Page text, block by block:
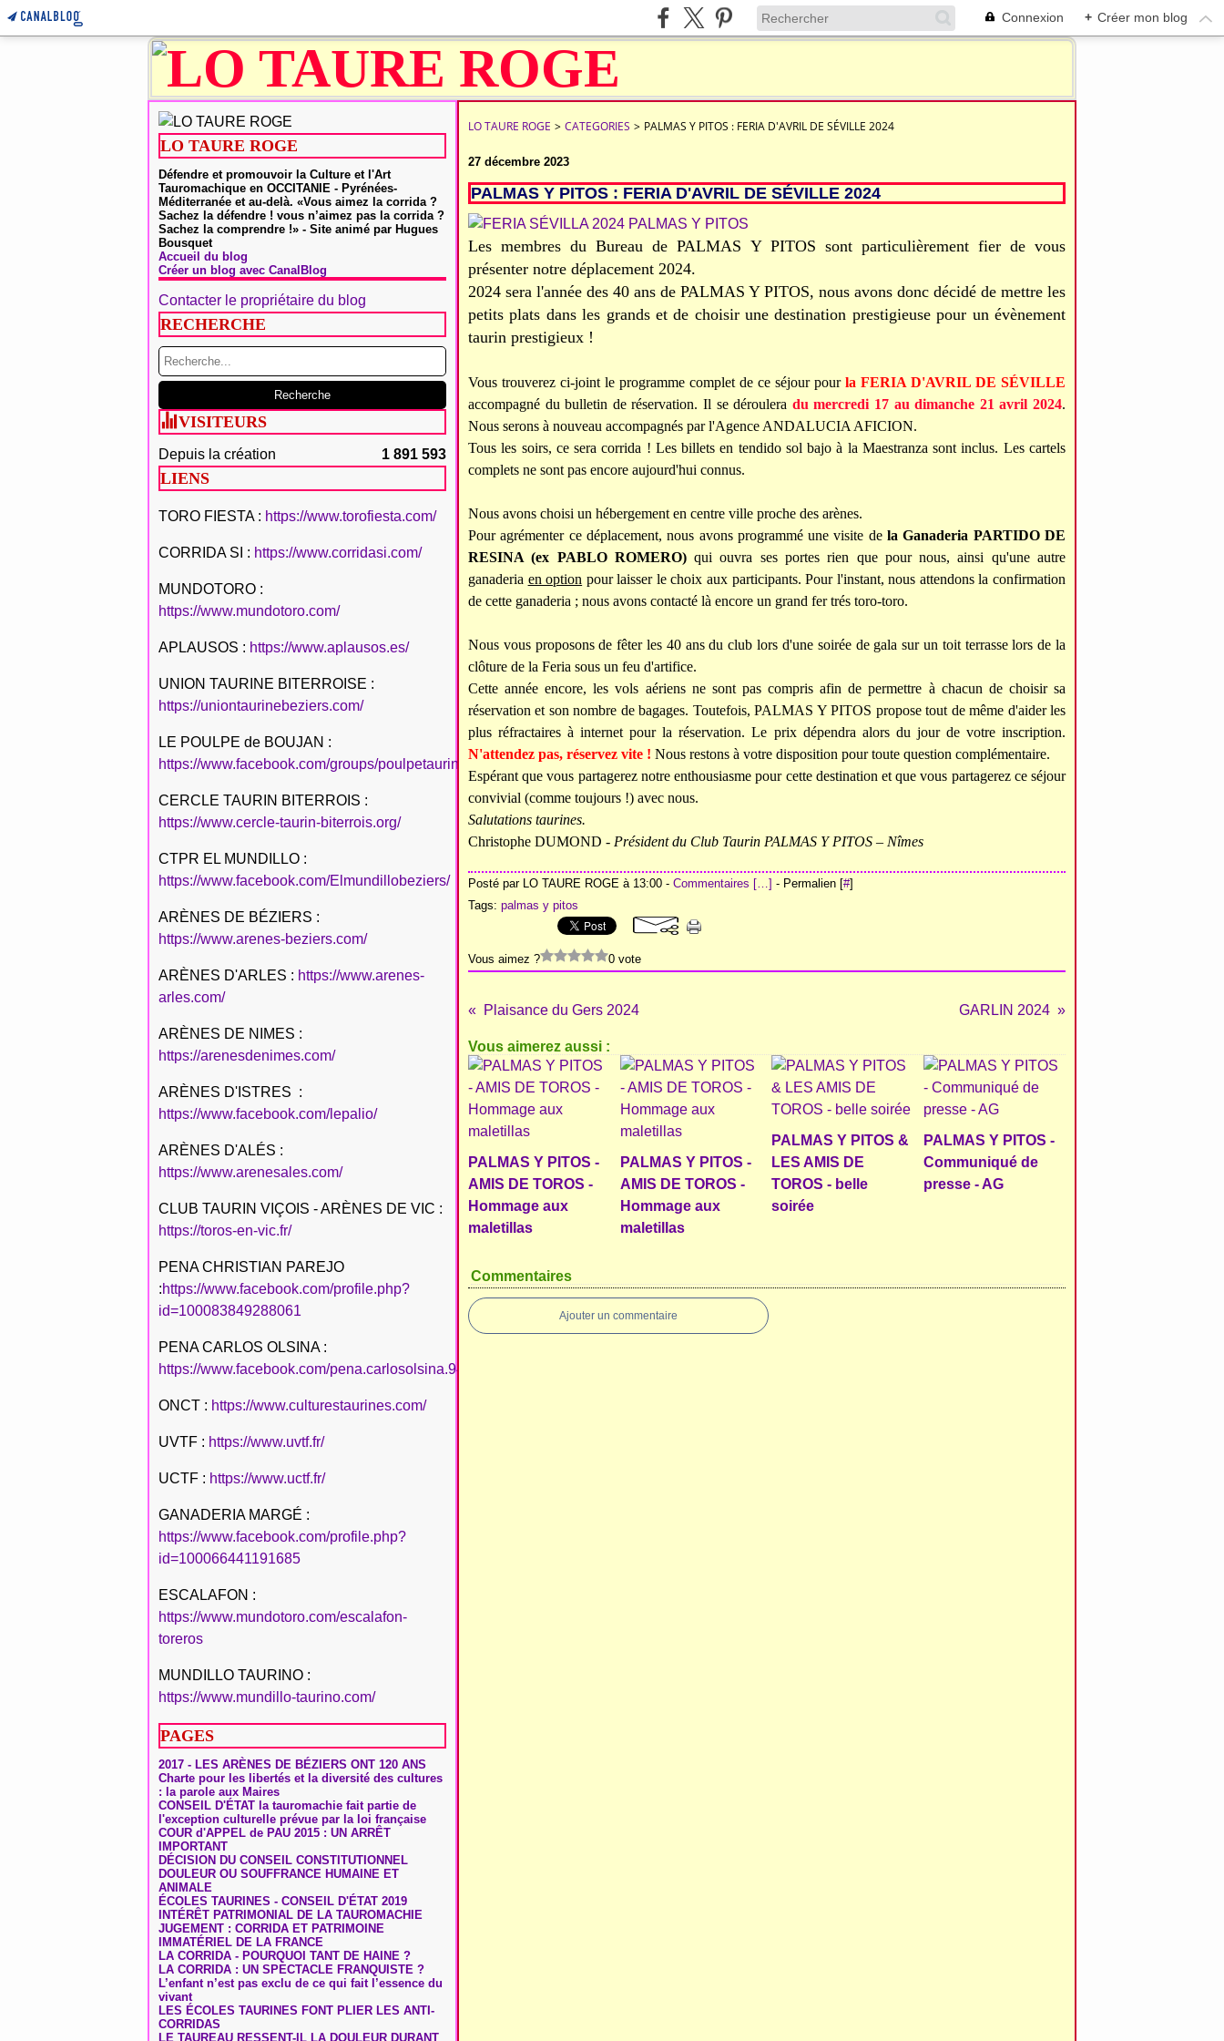
Connexion + Créer mon blog
LO TAURE ROGE
Défendre et promouvoir la Culture et l'Art
Tauromachique en OCCITANIE - Pyrénées-
Méditerranée et au-delà. «Vous aimez la corrida ?
Sachez la défendre ! vous n’aimez pas la corrida ?
Sachez la comprendre !» - Site animé par Hugues
Bousquet
Accueil du blog
Créer un blog avec CanalBlog
Contacter le propriétaire du blog
RECHERCHE
VISITEURS
Depuis la création 1 891 593
LIENS
TORO FIESTA : https://www.torofiesta.com/
CORRIDA SI : https://www.corridasi.com/
MUNDOTORO :
https://www.mundotoro.com/
APLAUSOS : https://www.aplausos.es/
UNION TAURINE BITERROISE :
https://uniontaurinebeziers.com/
LE POULPE de BOUJAN :
https://www.facebook.com/groups/poulpetaurinboujan/
CERCLE TAURIN BITERROIS :
https://www.cercle-taurin-biterrois.org/
CTPR EL MUNDILLO :
https://www.facebook.com/Elmundillobeziers/
ARÈNES DE BÉZIERS :
https://www.arenes-beziers.com/
ARÈNES D'ARLES : https://www.arenes-
arles.com/
ARÈNES DE NIMES :
https://arenesdenimes.com/
ARÈNES D'ISTRES :
https://www.facebook.com/lepalio/
ARÈNES D'ALÉS :
https://www.arenesales.com/
CLUB TAURIN VIÇOIS - ARÈNES DE VIC :
https://toros-en-vic.fr/
PENA CHRISTIAN PAREJO
:https://www.facebook.com/profile.php?
id=100083849288061
PENA CARLOS OLSINA :
https://www.facebook.com/pena.carlosolsina.94
ONCT : https://www.culturestaurines.com/
UVTF : https://www.uvtf.fr/
UCTF : https://www.uctf.fr/
GANADERIA MARGÉ :
https://www.facebook.com/profile.php?
id=100066441191685
ESCALAFON :
https://www.mundotoro.com/escalafon-
toreros
MUNDILLO TAURINO :
https://www.mundillo-taurino.com/
PAGES
2017 - LES ARÈNES DE BÉZIERS ONT 120 ANS
Charte pour les libertés et la diversité des cultures
: la parole aux Maires
CONSEIL D'ÉTAT la tauromachie fait partie de
l'exception culturelle prévue par la loi française
COUR d'APPEL de PAU 2015 : UN ARRÊT
IMPORTANT
DÉCISION DU CONSEIL CONSTITUTIONNEL
DOULEUR OU SOUFFRANCE HUMAINE ET
ANIMALE
ÉCOLES TAURINES - CONSEIL D'ÉTAT 2019
INTÉRÊT PATRIMONIAL DE LA TAUROMACHIE
JUGEMENT : CORRIDA ET PATRIMOINE
IMMATÉRIEL DE LA FRANCE
LA CORRIDA - POURQUOI TANT DE HAINE ?
LA CORRIDA : UN SPECTACLE FRANQUISTE ?
L’enfant n’est pas exclu de ce qui fait l’essence du
vivant
LES ÉCOLES TAURINES FONT PLIER LES ANTI-
CORRIDAS
LE TAUREAU RESSENT-IL LA DOULEUR DURANT
LO TAURE ROGE > CATEGORIES > PALMAS Y PITOS : FERIA D'AVRIL DE SÉVILLE 2024
27 décembre 2023
PALMAS Y PITOS : FERIA D'AVRIL DE SÉVILLE 2024
Les membres du Bureau de PALMAS Y PITOS sont particulièrement fier de vous
présenter notre déplacement 2024.
2024 sera l'année des 40 ans de PALMAS Y PITOS, nous avons donc décidé de mettre les
petits plats dans les grands et de choisir une destination prestigieuse pour un évènement
taurin prestigieux !
Vous trouverez ci-joint le programme complet de ce séjour pour la FERIA D'AVRIL DE SÉVILLE
accompagné du bulletin de réservation. Il se déroulera du mercredi 17 au dimanche 21 avril 2024.
Nous serons à nouveau accompagnés par l'Agence ANDALUCIA AFICION.
Tous les soirs, ce sera corrida ! Les billets en tendido sol bajo à la Maestranza sont inclus. Les cartels
complets ne sont pas encore aujourd'hui connus.
Nous avons choisi un hébergement en centre ville proche des arènes.
Pour agrémenter ce déplacement, nous avons programmé une visite dela Ganaderia PARTIDO DE
RESINA (ex PABLO ROMERO)qui ouvra ses portes rien que pour nous, ainsi qu'une autre
ganaderia en option pour laisser le choix aux participants. Pour l'instant, nous attendons la confirmation
de cette ganaderia ; nous avons contacté là encore un grand fer trés toro-toro.
Nous vous proposons de fêter les 40 ans du club lors d'une soirée de gala sur un toit terrasse lors de la
clôture de la Feria sous un feu d'artifice.
Cette année encore, les vols aériens ne sont pas compris afin de permettre à chacun de choisir sa
réservation et son nombre de bagages. Toutefois, PALMAS Y PITOS propose tout de même d'aider les
plus réfractaires à internet pour la réservation. Le prix dépendra alors du jour de votre inscription.
N'attendez pas, réservez vite ! Nous restons à votre disposition pour toute question complémentaire.
Espérant que vous partagerez notre enthousiasme pour cette destination et que vous partagerez ce séjour
convivial (comme toujours !) avec nous.
Salutations taurines.
Christophe DUMOND - Président du Club Taurin PALMAS Y PITOS – Nîmes
Posté par LO TAURE ROGE à 13:00 - Commentaires […] - Permalien [#]
Tags: palmas y pitos
Vous aimez ? 0 vote
Plaisance du Gers 2024 GARLIN 2024
Vous aimerez aussi :
PALMAS Y PITOS -
AMIS DE TOROS -
Hommage aux
maletillas
PALMAS Y PITOS -
AMIS DE TOROS -
Hommage aux
maletillas
PALMAS Y PITOS &
LES AMIS DE
TOROS - belle
soirée
PALMAS Y PITOS -
Communiqué de
presse - AG
Commentaires
Ajouter un commentaire